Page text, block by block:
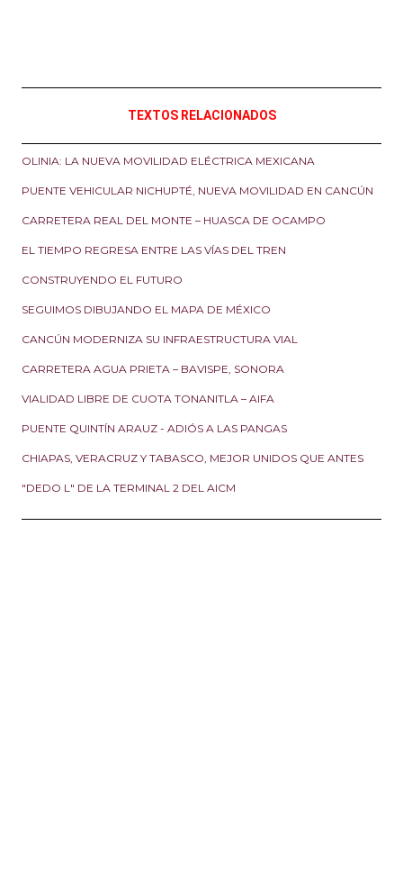
TEXTOS RELACIONADOS
OLINIA: LA NUEVA MOVILIDAD ELÉCTRICA MEXICANA
PUENTE VEHICULAR NICHUPTÉ, NUEVA MOVILIDAD EN CANCÚN
CARRETERA REAL DEL MONTE – HUASCA DE OCAMPO
EL TIEMPO REGRESA ENTRE LAS VÍAS DEL TREN
CONSTRUYENDO EL FUTURO
SEGUIMOS DIBUJANDO EL MAPA DE MÉXICO
CANCÚN MODERNIZA SU INFRAESTRUCTURA VIAL
CARRETERA AGUA PRIETA – BAVISPE, SONORA
VIALIDAD LIBRE DE CUOTA TONANITLA – AIFA
PUENTE QUINTÍN ARAUZ - ADIÓS A LAS PANGAS
CHIAPAS, VERACRUZ Y TABASCO, MEJOR UNIDOS QUE ANTES
"DEDO L" DE LA TERMINAL 2 DEL AICM